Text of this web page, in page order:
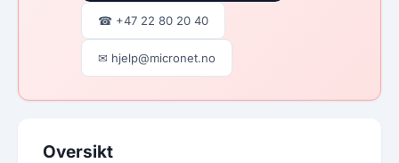
☎ +47 22 80 20 40
✉ hjelp@micronet.no
Oversikt